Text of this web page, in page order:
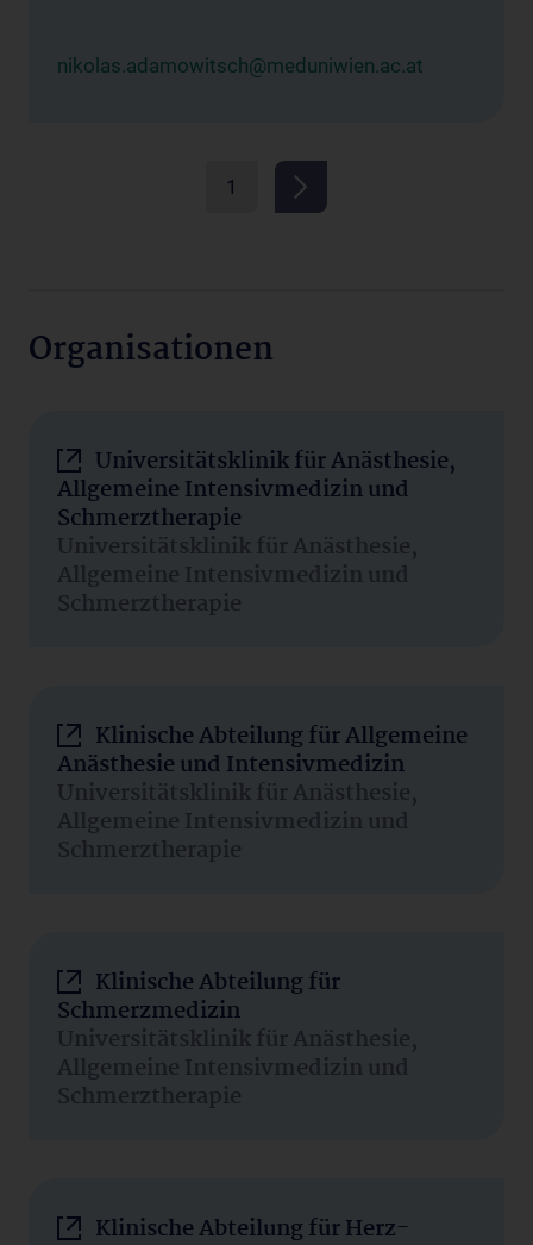
nikolas.adamowitsch@meduniwien.ac.at
1
Organisationen
Universitätsklinik für Anästhesie,
Allgemeine Intensivmedizin und
Schmerztherapie
Universitätsklinik für Anästhesie,
Allgemeine Intensivmedizin und
Schmerztherapie
Klinische Abteilung für Allgemeine
Anästhesie und Intensivmedizin
Universitätsklinik für Anästhesie,
Allgemeine Intensivmedizin und
Schmerztherapie
Klinische Abteilung für
Schmerzmedizin
Universitätsklinik für Anästhesie,
Allgemeine Intensivmedizin und
Schmerztherapie
Klinische Abteilung für Herz-